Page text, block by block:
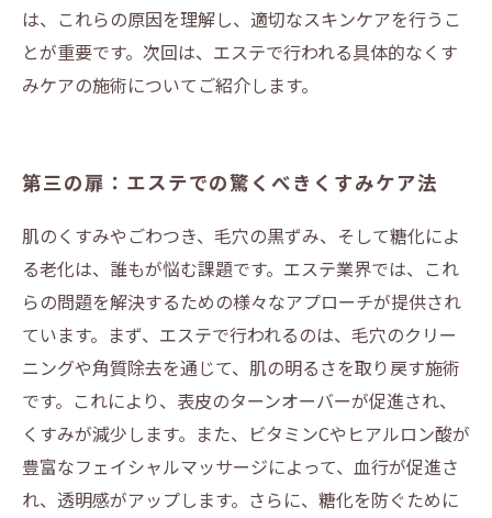
は、これらの原因を理解し、適切なスキンケアを行うこ
とが重要です。次回は、エステで行われる具体的なくす
みケアの施術についてご紹介します。
第三の扉：エステでの驚くべきくすみケア法
肌のくすみやごわつき、毛穴の黒ずみ、そして糖化によ
る老化は、誰もが悩む課題です。エステ業界では、これ
らの問題を解決するための様々なアプローチが提供され
ています。まず、エステで行われるのは、毛穴のクリー
ニングや角質除去を通じて、肌の明るさを取り戻す施術
です。これにより、表皮のターンオーバーが促進され、
くすみが減少します。また、ビタミンCやヒアルロン酸が
豊富なフェイシャルマッサージによって、血行が促進さ
れ、透明感がアップします。さらに、糖化を防ぐために